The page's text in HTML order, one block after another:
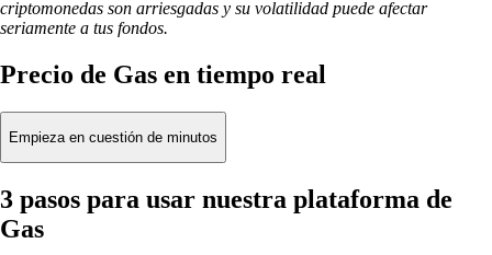
criptomonedas son arriesgadas y su volatilidad puede afectar
seriamente a tus fondos.
Precio de Gas en tiempo real
Empieza en cuestión de minutos
3 pasos para usar nuestra plataforma de
Gas